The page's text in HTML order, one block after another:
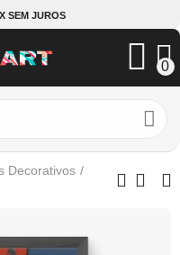
SEM JUROS
0
Decorativos